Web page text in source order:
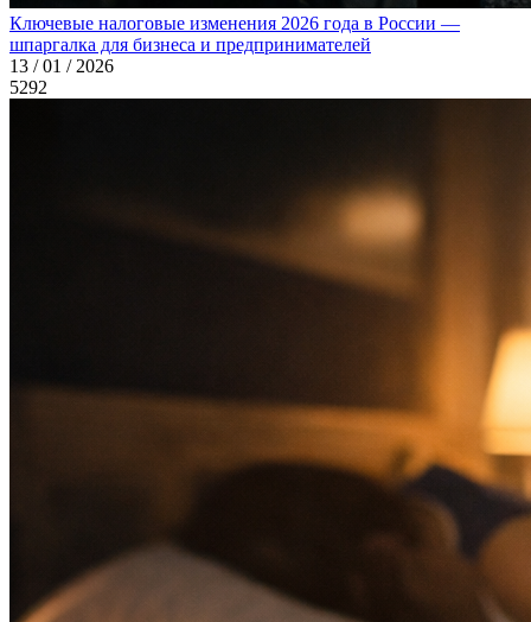
Ключевые налоговые изменения 2026 года в России —
шпаргалка для бизнеса и предпринимателей
13 / 01 / 2026
5292